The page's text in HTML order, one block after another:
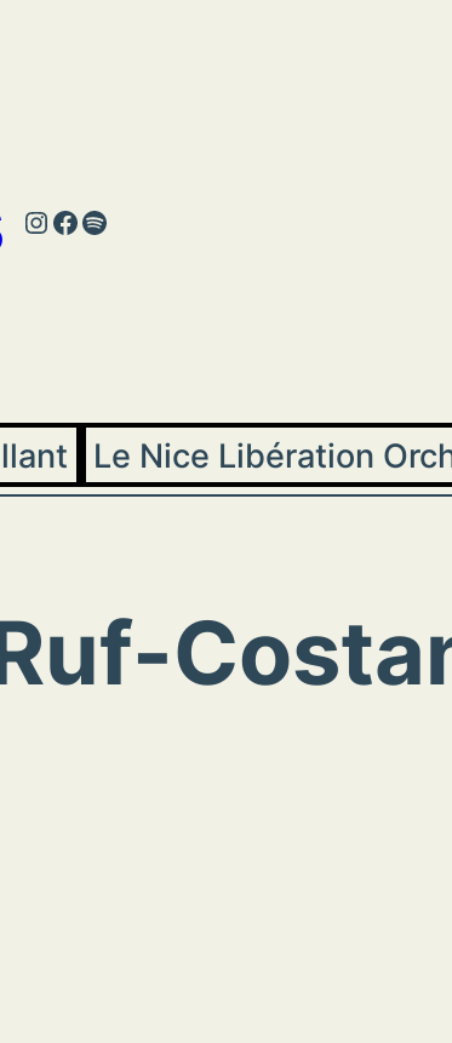
Instagram
Facebook
Spotify
Le Nice Libération